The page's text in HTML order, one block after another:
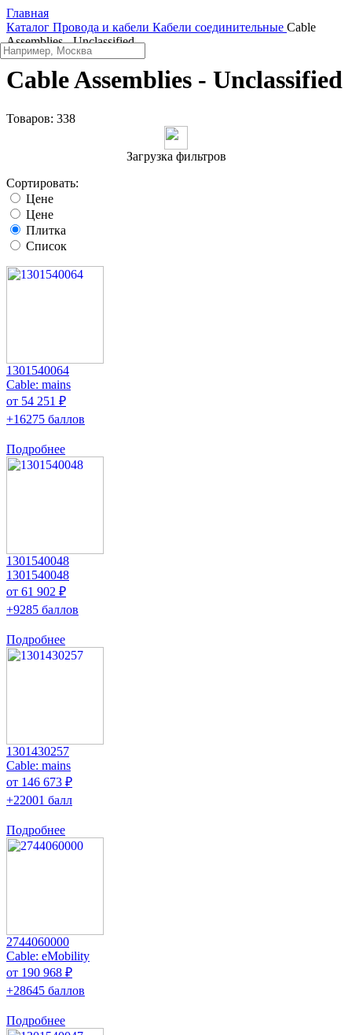
Главная
Каталог Провода и кабели Кабели соединительные Cable
Assemblies - Unclassified
Cable Assemblies - Unclassified
Товаров: 338
Загрузка фильтров
Сортировать:
Цене
Цене
Плитка
Список
1301540064
Cable: mains
от 54 251 ₽
+16275 баллов
Подробнее
1301540048
1301540048
от 61 902 ₽
+9285 баллов
Подробнее
1301430257
Cable: mains
от 146 673 ₽
+22001 балл
Подробнее
2744060000
Cable: eMobility
от 190 968 ₽
+28645 баллов
Подробнее